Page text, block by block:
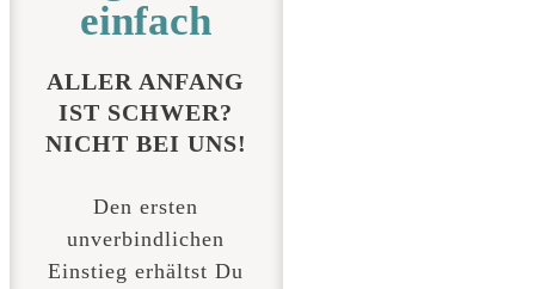
einfach
ALLER ANFANG
IST SCHWER?
NICHT BEI UNS!
Den ersten
unverbindlichen
Einstieg erhältst Du